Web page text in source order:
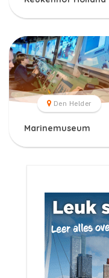
Den Helder
Marinemuseum